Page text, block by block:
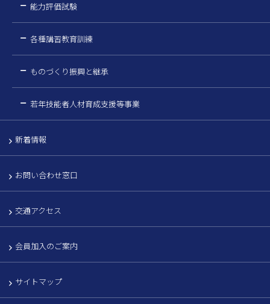
能力評価試験
各種講習教育訓練
ものづくり振興と継承
若年技能者人材育成支援等事業
新着情報
お問い合わせ窓口
交通アクセス
会員加入のご案内
サイトマップ